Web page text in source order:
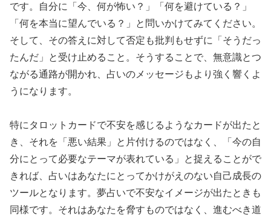
です。自分に「今、何が怖い？」「何を避けている？」
「何を本当に望んでいる？」と問いかけてみてください。
そして、その答えに対して否定も批判もせずに「そうだっ
たんだ」と受け止めること。そうすることで、無意識とつ
ながる通路が開かれ、占いのメッセージもより強く響くよ
うになります。
特にタロットカードで不安を感じるようなカードが出たと
き、それを「悪い結果」と片付けるのではなく、「今の自
分にとって必要なテーマが表れている」と捉えることがで
きれば、占いはあなたにとってかけがえのない自己成長の
ツールとなります。夢占いで不安なイメージが出たときも
同様です。それはあなたを脅すものではなく、進むべき道